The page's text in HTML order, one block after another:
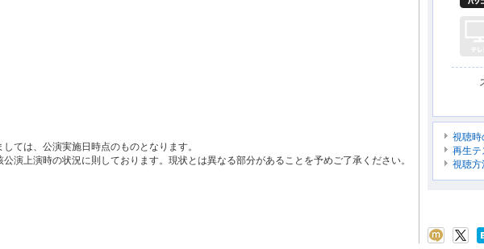
ては、公演実施日時点のものとなります。
演上演時の状況に則しております。現状とは異なる部分があることを予めご了承ください。
視聴時
再生テ
視聴方